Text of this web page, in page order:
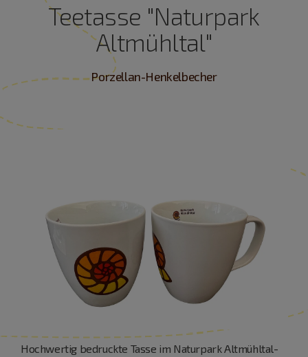
Teetasse "Naturpark
Altmühltal"
Porzellan-Henkelbecher
Hochwertig bedruckte Tasse im Naturpark Altmühltal-